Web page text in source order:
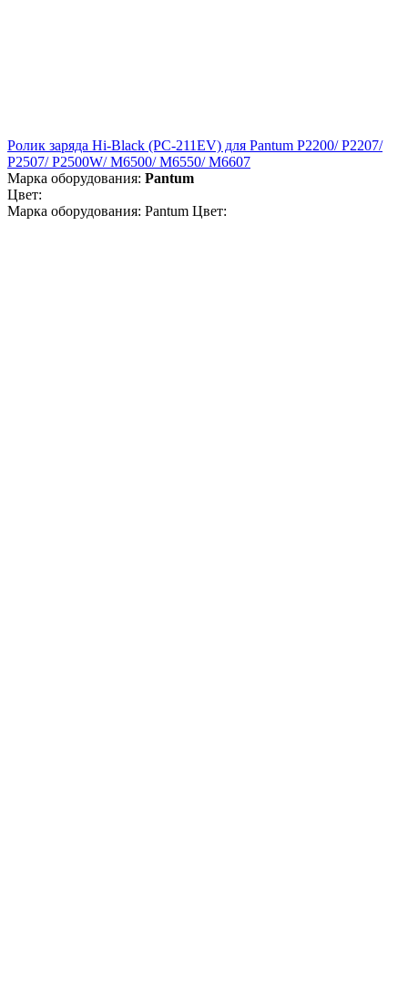
Ролик заряда Hi-Black (PC-211EV) для Pantum P2200/ P2207/
P2507/ P2500W/ M6500/ M6550/ M6607
Марка оборудования: Pantum
Цвет:
Марка оборудования: Pantum Цвет: